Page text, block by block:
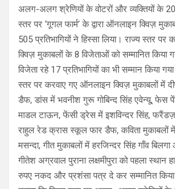
अलग-अलग श्रेणियों के वोटरों और व्यक्तियों के
स्तर पर ‘गूगल फार्म’ के द्वारा ऑनलाइन क्विज़
505 प्रतिभागियों ने हिस्सा लिया। राज्य स्तर
क्विज़ मुकाबलों के 8 विजेताओं को सम्मानित किया
विजेता रहे 17 प्रतिभागियों का भी सम्मान किया
स्तर पर करवाए गए ऑनलाइन क्विज़ मुकाबलों में
डैफ, डांस में भवनीश गुरू गोबिन्द सिंह एवेन्यू, फेस
माडल टाऊन, फेंसी ड्रेस में इशविन्दर सिंह, फरैंडज़
राहुल रेड क्रास स्कूल फार डैफ, कविता मुकाबलों में
मसन्दा, गीत मुकाबलों में हरजिन्दर सिंह गाँव
गीतेश अग्रवाल पुराना लक्षमीपुरा को पहला
रुपए नकद और प्रशंसा पत्र दे कर सम्मानित